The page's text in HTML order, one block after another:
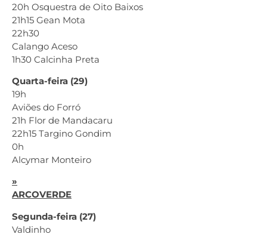
20h Osquestra de Oito Baixos
21h15 Gean Mota
22h30
Calango Aceso
1h30 Calcinha Preta
Quarta-feira (29)
19h
Aviões do Forró
21h Flor de Mandacaru
22h15 Targino Gondim
0h
Alcymar Monteiro
»
ARCOVERDE
Segunda-feira (27)
Valdinho